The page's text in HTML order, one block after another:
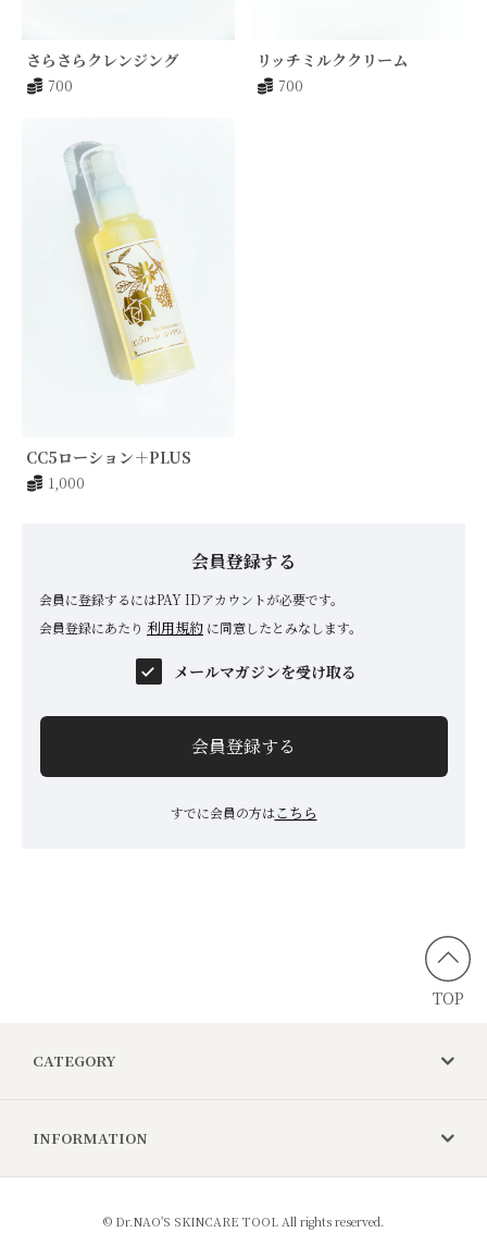
さらさらクレンジング
700
リッチミルククリーム
700
CC5ローション＋PLUS
1,000
会員登録する
会員に登録するにはPAY IDアカウントが必要です。
会員登録にあたり 利用規約 に同意したとみなします。
メールマガジンを受け取る
会員登録する
すでに会員の方はこちら
TOP
CATEGORY
INFORMATION
© Dr.NAO'S SKINCARE TOOL All rights reserved.